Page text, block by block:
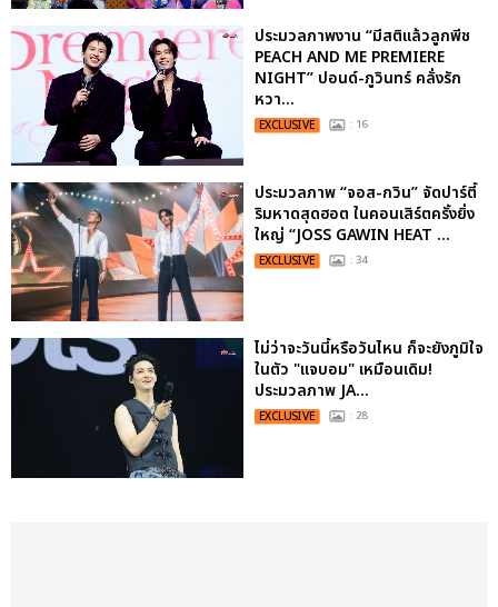
ประมวลภาพงาน “มีสติแล้วลูกพีช
PEACH AND ME PREMIERE
NIGHT” ปอนด์-ภูวินทร์ คลั่งรัก
หวา...
EXCLUSIVE : 16
ประมวลภาพ “จอส-กวิน” จัดปาร์ตี้
ริมหาดสุดฮอต ในคอนเสิร์ตครั้งยิ่ง
ใหญ่ “JOSS GAWIN HEAT ...
EXCLUSIVE : 34
ไม่ว่าจะวันนี้หรือวันไหน ก็จะยังภูมิใจ
ในตัว "แจบอม" เหมือนเดิม!
ประมวลภาพ JA...
EXCLUSIVE : 28